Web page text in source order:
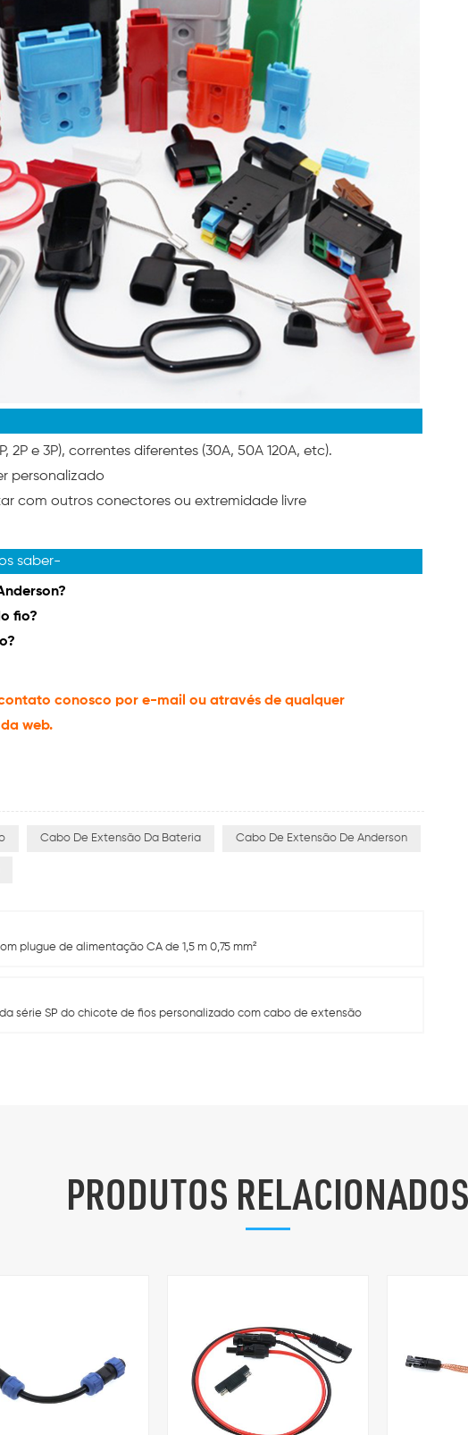
2P e 3P), correntes diferentes (30A, 50A 120A, etc).
personalizado
com outros conectores ou extremidade livre
saber-
fio?
conosco por e-mail ou através de qualquer
web.
Cabo De Extensão Da Bateria Cabo De Extensão De Anderson
plugue de alimentação CA de 1,5 m 0,75 mm²
série SP do chicote de fios personalizado com cabo de extensão
PRODUTOS